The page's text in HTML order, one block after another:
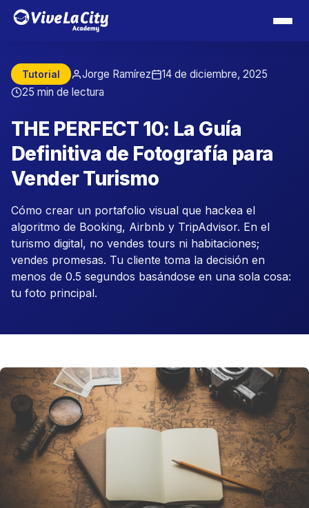
Tutorial Jorge Ramírez
14 de diciembre, 2025
25 min de lectura
THE PERFECT 10: La Guía
Definitiva de Fotografía para
Vender Turismo
Cómo crear un portafolio visual que hackea el
algoritmo de Booking, Airbnb y TripAdvisor. En el
turismo digital, no vendes tours ni habitaciones;
vendes promesas. Tu cliente toma la decisión en
menos de 0.5 segundos basándose en una sola cosa:
tu foto principal.